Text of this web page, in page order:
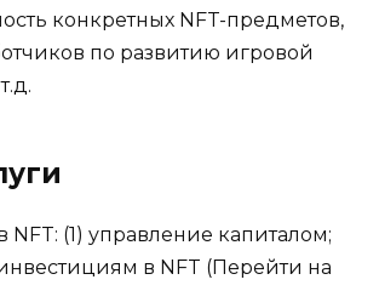
конкретных NFT-предметов,
по развитию игровой
(1) управление капиталом;
в NFT (Перейти на